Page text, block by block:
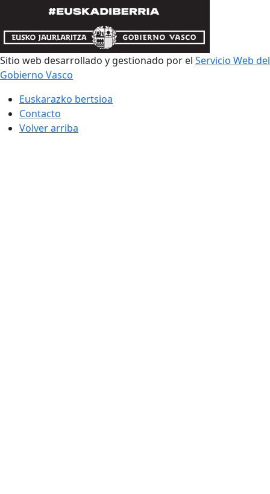
Sitio web desarrollado y gestionado por el Servicio Web del
Gobierno Vasco
Euskarazko bertsioa
Contacto
Volver arriba